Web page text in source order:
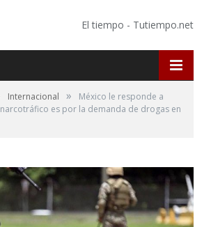
El tiempo - Tutiempo.net
Internacional »
México le responde a
es por la demanda de drogas en